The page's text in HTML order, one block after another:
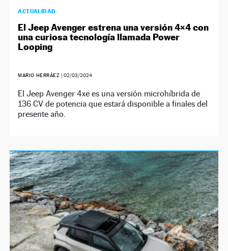
ACTUALIDAD
El Jeep Avenger estrena una versión 4×4 con
una curiosa tecnología llamada Power
Looping
MARIO HERRÁEZ | 02/03/2024
El Jeep Avenger 4xe es una versión microhíbrida de
136 CV de potencia que estará disponible a finales del
presente año.